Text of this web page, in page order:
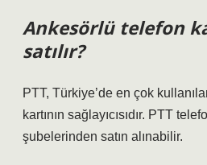
Ankesörlü telefon
satılır?
PTT, Türkiye’de en çok
kartının sağlayıcısıdır. PTT
şubelerinden satın alınabilir.